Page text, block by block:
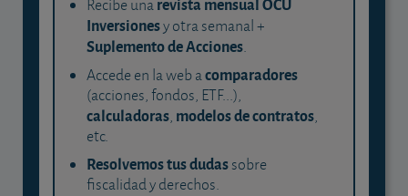
Recibe una
Inversionesy otra semanal +
Suplemento de Acciones.
Accede en la web acomparadores
(acciones, fondos, ETF...),
calculadoras, modelos de contratos,
etc.
Resolvemos tus dudassobre
fiscalidad y derechos.